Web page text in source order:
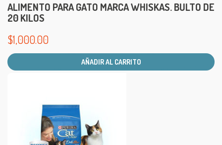
ALIMENTO PARA GATO MARCA WHISKAS. BULTO DE
20 KILOS
$1,000.00
AÑADIR AL CARRITO